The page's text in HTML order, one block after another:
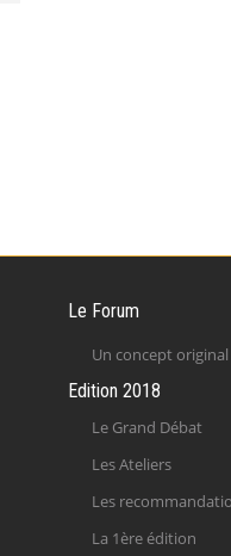
Le Forum
Un concept original
Edition 2018
Le Grand Débat
Les Ateliers
Les
La 1ère édition